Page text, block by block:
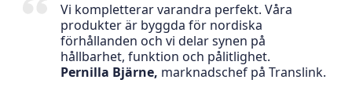
Vi kompletterar varandra perfekt. Våra
produkter är byggda för nordiska
förhållanden och vi delar synen på
hållbarhet, funktion och pålitlighet.
Pernilla Bjärne, marknadschef på Translink.